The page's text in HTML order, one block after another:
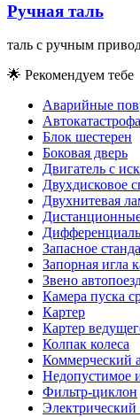
Ручная таль
таль с ручным
🌟 Рекомендуем тебе
Аварийные
Автокатастрофа
Блок шестерен
Боковая дверь
Двигатель с
Двухдисковое
Двухнитевая
Запасное
Запорная игла
Звено
Камера пуска
Картер
Картер
Колпак колеса
Коммерческий
Недопустимое
Фильтр-циклон
Электрический